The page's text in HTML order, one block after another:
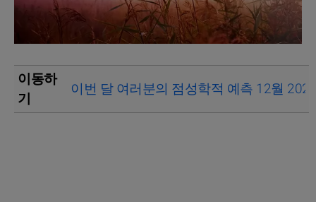
이동하
기
이번 달 여러분의 점성학적 예측 12월 2025